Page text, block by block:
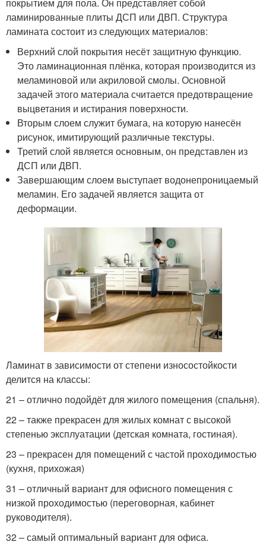
ламинированные плиты ДСП или ДВП. Структура
ламината состоит из следующих материалов:
Верхний слой покрытия несёт защитную функцию.
Это ламинационная плёнка, которая производится из
меламиновой или акриловой смолы. Основной
задачей этого материала считается предотвращение
выцветания и истирания поверхности.
Вторым слоем служит бумага, на которую нанесён
рисунок, имитирующий различные текстуры.
Третий слой является основным, он представлен из
ДСП или ДВП.
Завершающим слоем выступает водонепроницаемый
меламин. Его задачей является защита от
деформации.
Ламинат в зависимости от степени износостойкости
делится на классы:
21 – отлично подойдёт для жилого помещения (спальня).
22 – также прекрасен для жилых комнат с высокой
степенью эксплуатации (детская комната, гостиная).
23 – прекрасен для помещений с частой проходимостью
(кухня, прихожая)
31 – отличный вариант для офисного помещения с
низкой проходимостью (переговорная, кабинет
руководителя).
32 – самый оптимальный вариант для офиса.